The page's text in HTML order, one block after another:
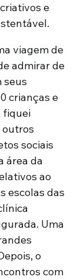
e
viagem de
admirar de
seus
crianças e
fiquei
outros
sociais
área da
ao
escolas das
Uma
o
com